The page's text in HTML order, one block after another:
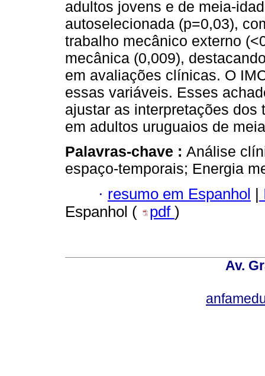
adultos jovens e de meia-
autoselecionada (p=0,03),
trabalho mecânico externo
mecânica (0,009),
em avaliações clínicas. O
essas variáveis. Esses
ajustar as interpretações
em adultos uruguaios de
Palavras-chave : Análise
espaço-temporais; Energia
· resumo em Espanhol |
Espanhol (
pdf )
Av.